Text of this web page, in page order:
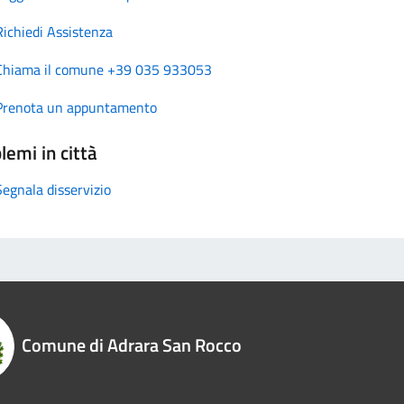
Assistenza
il comune +39 035 933053
un appuntamento
in città
disservizio
Comune di Adrara San Rocco